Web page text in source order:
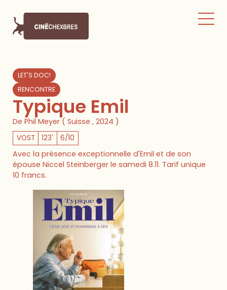
LET'S DOC!
RENCONTRE
Typique Emil
De Phil Meyer ( Suisse , 2024 )
VOST 123' 6/10
Avec la présence exceptionnelle d'Emil et de son
épouse Niccel Steinberger le samedi 8.11. Tarif unique
10 francs.